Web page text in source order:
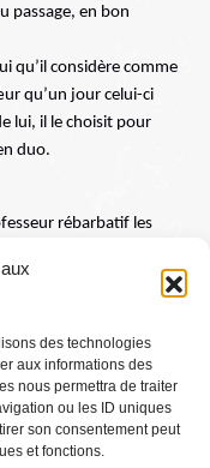
des technologies
aux informations des
nous permettra de traiter
ou les ID uniques
son consentement peut
et fonctions.
passage, en bon
qu’il considère comme
qu’un jour celui-ci
lui, il le choisit pour
duo.
rébarbatif les
les forçait malgré
Conditions générales